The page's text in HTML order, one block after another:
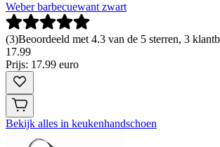
Weber barbecuewant zwart
(3)Beoordeeld met 4.3 van de 5 sterren, 3
17.99
Prijs: 17.99 euro
Bekijk alles in keukenhandschoen